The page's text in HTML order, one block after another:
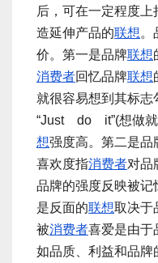
后，可在一定程度上
造延伸产品的联想。
价。第一是品牌联想
消费者回忆品牌联想
就很容易想到其标
“Just do it”(想做就
想强度高。第二是品
喜欢度指消费者对品
品牌的强度反映被记
是反面的联想取决于
被消费者喜爱是由于
如品质、利益和品牌